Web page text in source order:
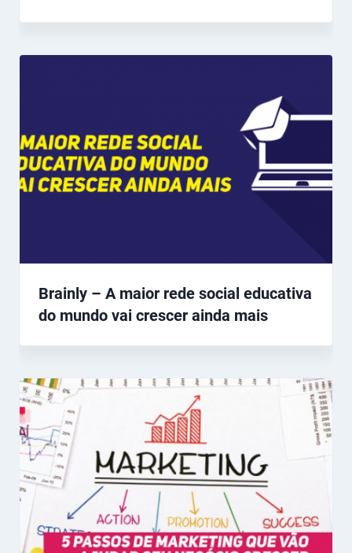
Brainly – A maior rede social educativa
do mundo vai crescer ainda mais